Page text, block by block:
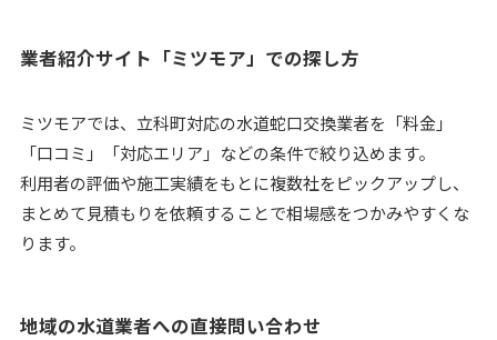
業者紹介サイト「ミツモア」での探し方
ミツモアでは、立科町対応の水道蛇口交換業者を「料金」
「口コミ」「対応エリア」などの条件で絞り込めます。
利用者の評価や施工実績をもとに複数社をピックアップし、
まとめて見積もりを依頼することで相場感をつかみやすくな
ります。
地域の水道業者への直接問い合わせ